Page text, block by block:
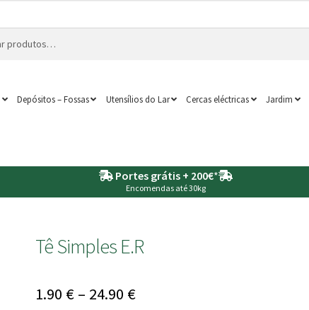
Depósitos – Fossas Utensílios do Lar Cercas eléctricas Jardim
Portes grátis + 200€*
Encomendas até 30kg
Tê Simples E.R
1.90 € – 24.90 €Price